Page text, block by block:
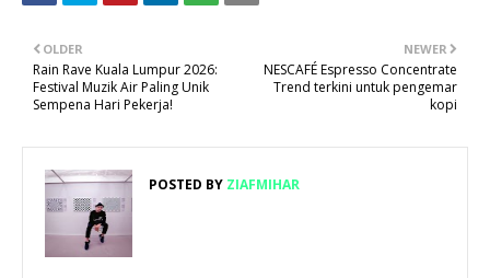
NEWER
NESCAFÉ Espresso Concentrate
Trend terkini untuk pengemar
kopi
OLDER
Rain Rave Kuala Lumpur 2026:
Festival Muzik Air Paling Unik
Sempena Hari Pekerja!
POSTED BY ZIAFMIHAR